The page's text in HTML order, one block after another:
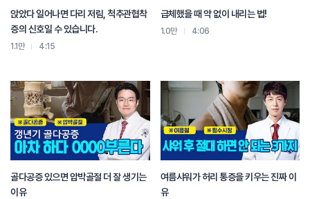
앉았다 일어나면 다리 저림, 척추관협착
증의 신호일 수 있습니다.
1.1만 4:15
급체했을 때 약 없이 내리는 법!
1.0만 4:06
골다공증 있으면 압박골절 더 잘 생기는
이유
여름샤워가 허리 통증을 키우는 진짜 이
유